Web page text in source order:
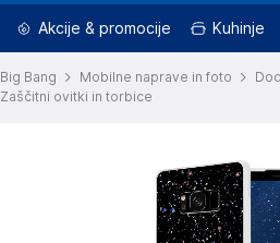
Akcije & promocije Kuhinje
Big Bang Mobilne naprave in foto
Zaščitni ovitki in torbice